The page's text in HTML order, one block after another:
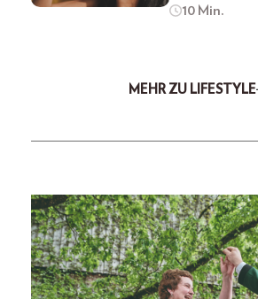
10 Min.
MEHR ZU LIFESTYLE